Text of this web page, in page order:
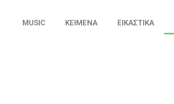
MUSIC ΚΕΙΜΕΝΑ ΕΙΚΑΣΤΙΚΑ